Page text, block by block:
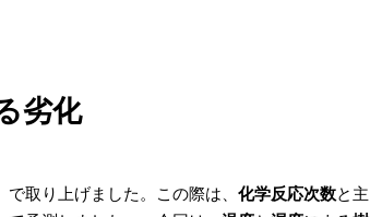
劣化
で取り上げました。この際は、 化学反応次数と主